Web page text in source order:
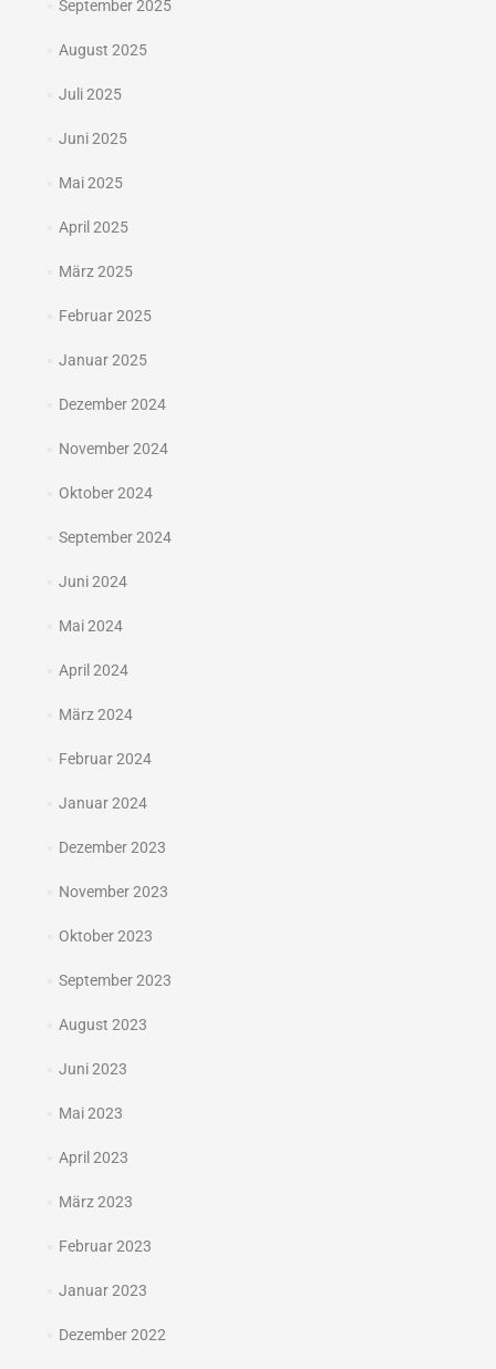
September 2025
August 2025
Juli 2025
Juni 2025
Mai 2025
April 2025
März 2025
Februar 2025
Januar 2025
Dezember 2024
November 2024
Oktober 2024
September 2024
Juni 2024
Mai 2024
April 2024
März 2024
Februar 2024
Januar 2024
Dezember 2023
November 2023
Oktober 2023
September 2023
August 2023
Juni 2023
Mai 2023
April 2023
März 2023
Februar 2023
Januar 2023
Dezember 2022